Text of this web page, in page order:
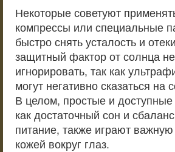
Некоторые советуют
компрессы или специальные
быстро снять усталость и
защитный фактор от солнца
игнорировать, так как
могут негативно сказаться на
В целом, простые и доступные
как достаточный сон и
питание, также играют
кожей вокруг глаз.